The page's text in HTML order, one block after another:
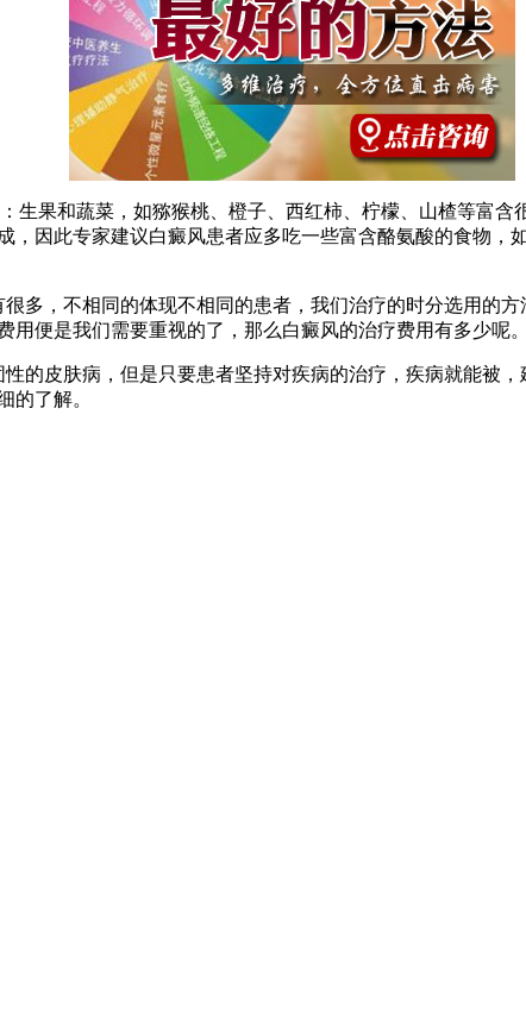
生果和蔬菜，如猕猴桃、橙子、西红柿、柠檬、山楂等富含
因此专家建议白癜风患者应多吃一些富含酪氨酸的食物
多，不相同的体现不相同的患者，我们治疗的时分选用的
便是我们需要重视的了，那么白癜风的治疗费用有多少呢。
的皮肤病，但是只要患者坚持对疾病的治疗，疾病就能被
的了解。